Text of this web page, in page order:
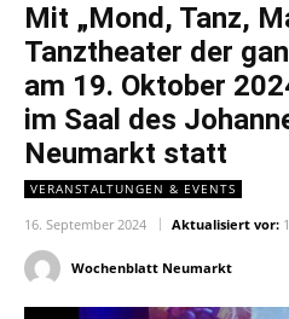
Mit „Mond, Tanz,
Tanztheater der
am 19. Oktober
im Saal des
Neumarkt statt
VERANSTALTUNGEN & EVENTS
16. September 2024 Aktualisiert vor:
Wochenblatt Neumarkt